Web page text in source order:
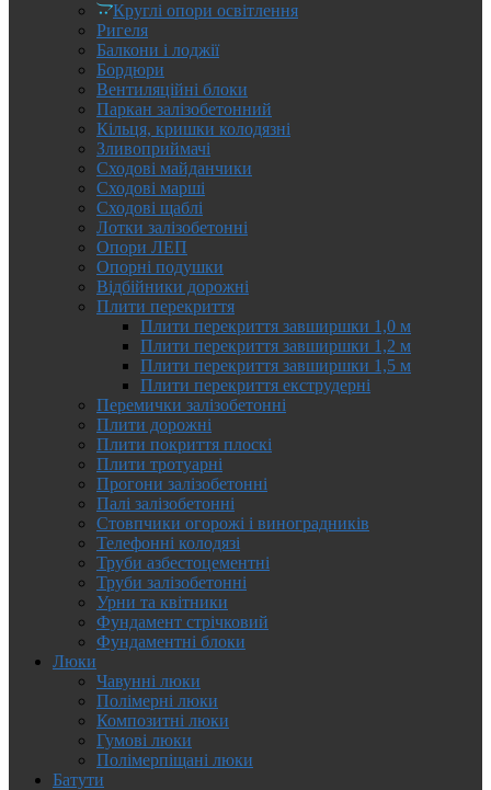
Круглі опори освітлення
Ригеля
Балкони і лоджії
Бордюри
Вентиляційні блоки
Паркан залізобетонний
Кільця, кришки колодязні
Зливоприймачі
Сходові майданчики
Сходові марші
Сходові щаблі
Лотки залізобетонні
Опори ЛЕП
Опорні подушки
Відбійники дорожні
Плити перекриття
Плити перекриття завширшки 1,0 м
Плити перекриття завширшки 1,2 м
Плити перекриття завширшки 1,5 м
Плити перекриття екструдерні
Перемички залізобетонні
Плити дорожні
Плити покриття плоскі
Плити тротуарні
Прогони залізобетонні
Палі залізобетонні
Стовпчики огорожі і виноградників
Телефонні колодязі
Труби азбестоцементні
Труби залізобетонні
Урни та квітники
Фундамент стрічковий
Фундаментні блоки
Люки
Чавунні люки
Полімерні люки
Композитні люки
Гумові люки
Полімерпіщані люки
Батути